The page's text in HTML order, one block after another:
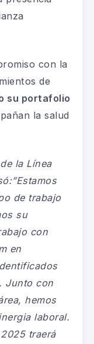
con la
de
su portafolio
la salud
la Línea
de trabajo
su
con
en
Junto con
hemos
laboral.
traerá